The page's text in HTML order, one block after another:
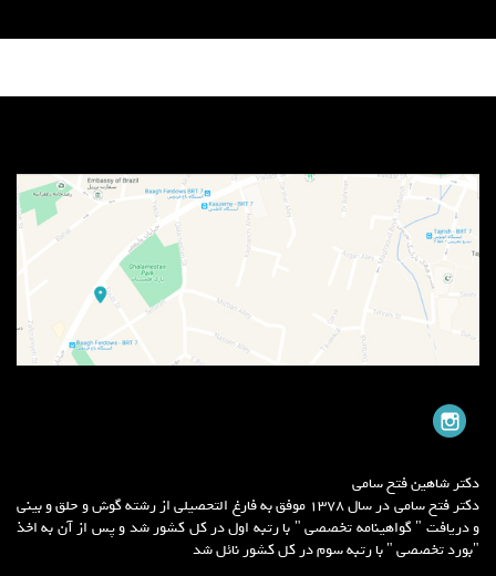
دکتر شاهین فتح سامی
دکتر فتح سامی در سال 1378 موفق به فارغ التحصیلی از رشته گوش و حلق و بینی
و دریافت " گواهینامه تخصصی " با رتبه اول در کل کشور شد و پس از آن به اخذ
"بورد تخصصی " با رتبه سوم در کل کشور نائل شد